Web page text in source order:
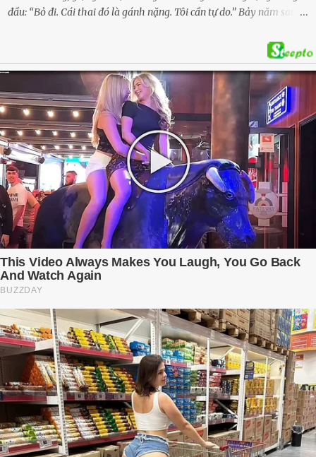
đầu: “Bỏ đi. Cái thai đó là gánh nặng. Tôi cần tự do.” Bảy năm sau,
kế hoạch được chuẩn bị kỹ lưỡng để người đàn ông phản bội ấy
phải trả giá … Hà Nội, mùa thu năm 2018, cái lạnh len lỏi qua từng
khe cửa gỗ cũ kỹ. Trong một căn biệt thự sang trọng ở phố Tây Hồ,
Ngọc Anh ngồi lặng lẽ trên ghế sofa, tay đặt lên bụng – nơi hai sinh
linh bé bỏng đang lớn dần từng ngày. Cô chưa bao giờ nghĩ mình sẽ
phải sống trong sợ hãi khi mang thai, đặc biệt là sợ… chính chồng
mình. Trí – người chồng mà cô từng yêu đến mù quáng, đã không
còn là người đàn ông của ngày đầu. Thành đạt, quyền lực, nhưng
cũng dối trá và lạnh lùng. Gần đây, anh hay về muộn, thậm chí có
đêm không về. Và rồi, trong một bữa cơm tối vắng lặng, Trí ném
xuống bàn ly n...